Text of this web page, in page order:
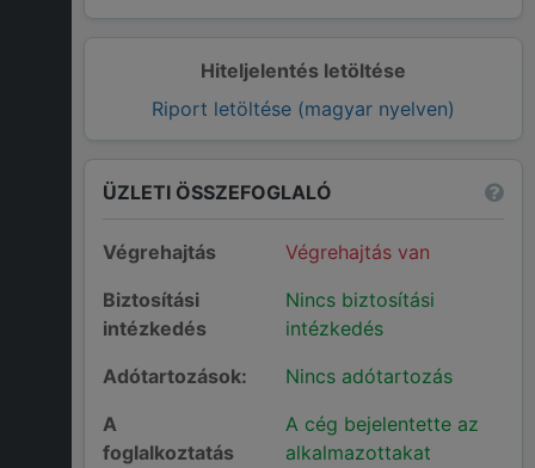
Hiteljelentés letöltése
Riport letöltése (magyar nyelven)
ÜZLETI ÖSSZEFOGLALÓ
Végrehajtás
Végrehajtás van
Biztosítási
intézkedés
Nincs biztosítási
intézkedés
Adótartozások:
Nincs adótartozás
A
foglalkoztatás
A cég bejelentette az
alkalmazottakat